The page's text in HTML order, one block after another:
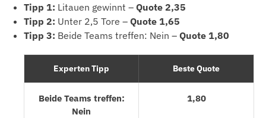
Tipp 1: Litauen gewinnt – Quote 2,35
Tipp 2: Unter 2,5 Tore – Quote 1,65
Tipp 3: Beide Teams treffen: Nein – Quote 1,80
Experten Tipp Beste Quote
Beide Teams treffen:
Nein
1,80